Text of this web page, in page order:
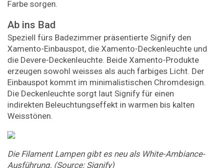
Farbe sorgen.
Ab ins Bad
Speziell fürs Badezimmer präsentierte Signify den
Xamento-Einbauspot, die Xamento-Deckenleuchte und
die Devere-Deckenleuchte. Beide Xamento-Produkte
erzeugen sowohl weisses als auch farbiges Licht. Der
Einbauspot kommt im minimalistischen Chromdesign.
Die Deckenleuchte sorgt laut Signify für einen
indirekten Beleuchtungseffekt in warmen bis kalten
Weisstönen.
Die Filament Lampen gibt es neu als White-Ambiance-
Ausführung. (Source: Signify)